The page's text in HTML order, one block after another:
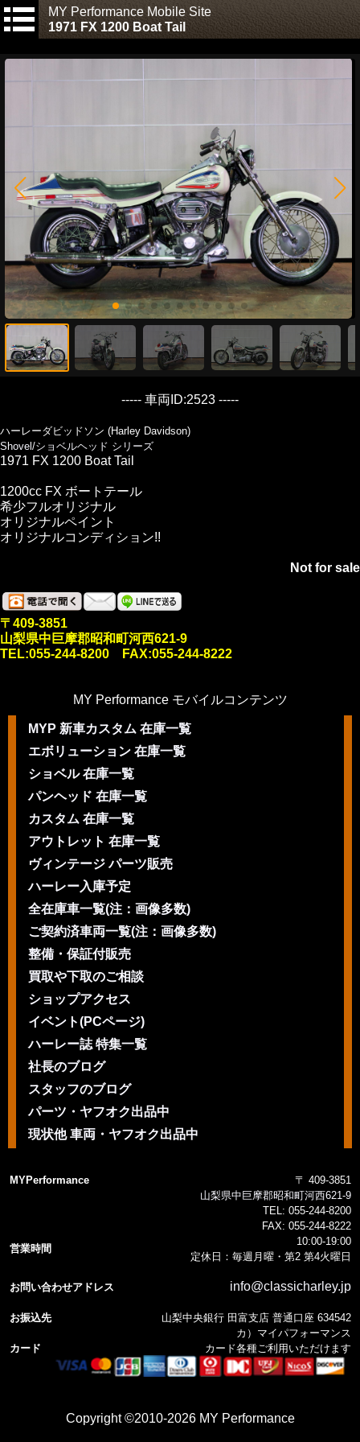
MY Performance Mobile Site
1971 FX 1200 Boat Tail
----- 車両ID:2523 -----
ハーレーダビッドソン (Harley Davidson)
Shovel/ショベルヘッド シリーズ
1971 FX 1200 Boat Tail
1200cc FX ボートテール
希少フルオリジナル
オリジナルペイント
オリジナルコンディション!!
Not for sale
〒409-3851
山梨県中巨摩郡昭和町河西621-9
TEL:055-244-8200 FAX:055-244-8222
MY Performance モバイルコンテンツ
MYP 新車カスタム 在庫一覧
エボリューション 在庫一覧
ショベル 在庫一覧
パンヘッド 在庫一覧
カスタム 在庫一覧
アウトレット 在庫一覧
ヴィンテージ パーツ販売
ハーレー入庫予定
全在庫車一覧(注：画像多数)
ご契約済車両一覧(注：画像多数)
整備・保証付販売
買取や下取のご相談
ショップアクセス
イベント(PCページ)
ハーレー誌 特集一覧
社長のブログ
スタッフのブログ
パーツ・ヤフオク出品中
現状他 車両・ヤフオク出品中
MYPerformance
〒 409-3851
山梨県中巨摩郡昭和町河西621-9
TEL: 055-244-8200
FAX: 055-244-8222
営業時間
10:00-19:00
定休日：毎週月曜・第2 第4火曜日
お問い合わせアドレス info@classicharley.jp
お振込先
山梨中央銀行 田富支店 普通口座 634542
カ）マイパフォーマンス
カード
カード各種ご利用いただけます
Copyright ©2010-2026 MY Performance